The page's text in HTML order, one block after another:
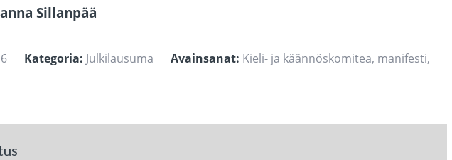
Sillanpää
Kategoria: Julkilausuma Avainsanat: Kieli- ja käännöskomitea, manifesti,